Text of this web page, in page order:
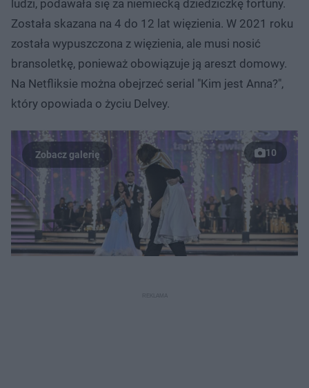
ludzi, podawała się za niemiecką dziedziczkę fortuny.
Została skazana na 4 do 12 lat więzienia. W 2021 roku
została wypuszczona z więzienia, ale musi nosić
bransoletkę, ponieważ obowiązuje ją areszt domowy.
Na Netfliksie można obejrzeć serial "Kim jest Anna?",
który opowiada o życiu Delvey.
10